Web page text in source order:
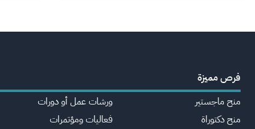
فرص مميزة
منح ماجستير
منح دكتوراة
ورشات عمل أو دورات
فعاليات ومؤتمرات